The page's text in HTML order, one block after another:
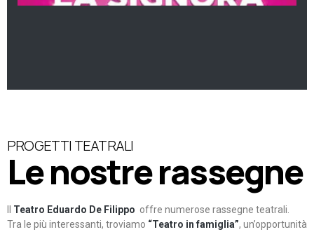
PROGETTI TEATRALI
Le nostre rassegne
Teatro Eduardo De Filippo offre numerose rassegne teatrali.
Tra le più interessanti, troviamo “Teatro in famiglia”, un’opportunità